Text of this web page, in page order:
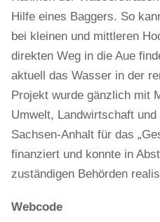
Hilfe eines Baggers. So
bei kleinen und mittleren
direkten Weg in die Aue
aktuell das Wasser in der
Projekt wurde gänzlich mit
Umwelt, Landwirtschaft
Sachsen-Anhalt für das
finanziert und konnte in
zuständigen Behörden
Webcode